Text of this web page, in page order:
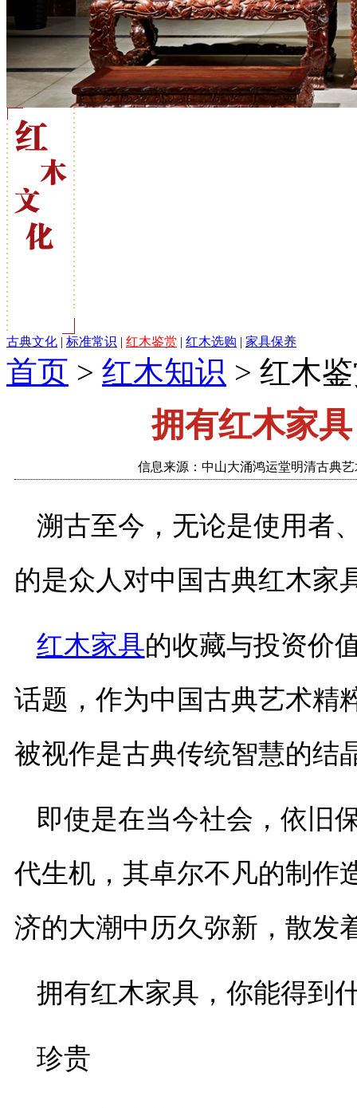
古典文化 | 标准常识 | 红木鉴赏 | 红木选购 | 家具保养
首页 > 红木知识 > 红木
拥有红木家
信息来源：中山大涌鸿运堂明清古典
溯古至今，无论是使用者
的是众人对中国古典红木家
红木家具的收藏与投资价
话题，作为中国古典艺术精
被视作是古典传统智慧的结
即使是在当今社会，依旧
代生机，其卓尔不凡的制作
济的大潮中历久弥新，散发
拥有红木家具，你能得到
珍贵